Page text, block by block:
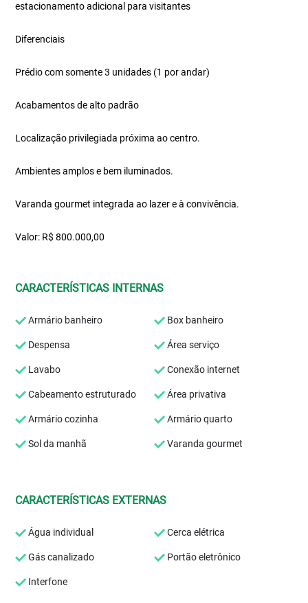
estacionamento adicional para visitantes
Diferenciais
Prédio com somente 3 unidades (1 por andar)
Acabamentos de alto padrão
Localização privilegiada próxima ao centro.
Ambientes amplos e bem iluminados.
Varanda gourmet integrada ao lazer e à convivência.
Valor: R$ 800.000,00
CARACTERÍSTICAS INTERNAS
Armário banheiro Box banheiro
Despensa Área serviço
Lavabo Conexão internet
Cabeamento estruturado Área privativa
Armário cozinha Armário quarto
Sol da manhã Varanda gourmet
CARACTERÍSTICAS EXTERNAS
Água individual Cerca elétrica
Gás canalizado Portão eletrônico
Interfone